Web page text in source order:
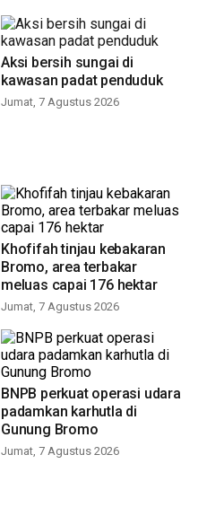
kawasan padat penduduk
Jumat, 7 Agustus 2026
Khofifah tinjau kebakaran
Bromo, area terbakar